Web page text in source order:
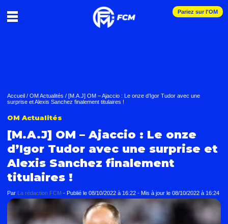
Pariez sur l'OM
Accueil / OM Actualités / [M.A.J] OM – Ajaccio : Le onze d’Igor Tudor avec une
surprise et Alexis Sanchez finalement titulaires !
OM Actualités
[M.A.J] OM – Ajaccio : Le onze
d’Igor Tudor avec une surprise et
Alexis Sanchez finalement
titulaires !
Par La rédaction FCM - Publié le 08/10/2022 à 16:22 - Mis à jour le 08/10/2022 à 16:24